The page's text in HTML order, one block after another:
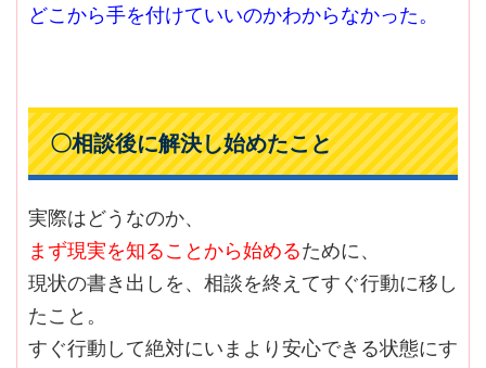
どこから手を付けていいのかわからなかった。
〇相談後に解決し始めたこと
実際はどうなのか、
まず現実を知ることから始めるために、
現状の書き出しを、相談を終えてすぐ行動に移し
たこと。
すぐ行動して絶対にいまより安心できる状態にす